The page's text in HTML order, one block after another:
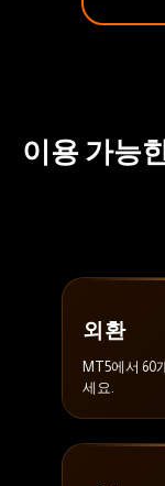
이용 가능
외환
MT5에서 60
세요.